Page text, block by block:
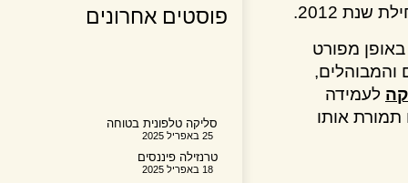
מפורט
לעמידה
אותו
פוסטים אחרונים
סליקה טלפונית בטוחה
טרנזילה פיננסים